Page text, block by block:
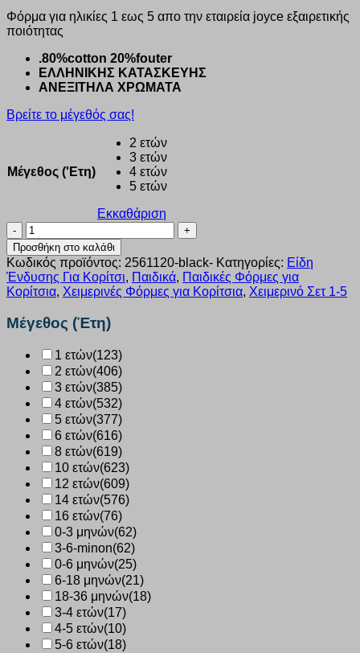
was:
€15.95.
τιμή
Φόρμα για ηλικίες 1 εως 5 απο την εταιρεία joyce εξαιρετικής
ποιότητας
.80%cotton 20%fouter
ΕΛΛΗΝΙΚΗΣ ΚΑΤΑΣΚΕΥΗΣ
ΑΝΕΞΙΤΗΛΑ ΧΡΩΜΑΤΑ
Βρείτε το μέγεθός σας!
Μέγεθος ('Ετη)
2 ετών
3 ετών
4 ετών
5 ετών
Εκκαθάριση
Σετ
κορίτσι
Joyce
“Stay
wild”
ανθρακι
2561120
ποσότητα
Προσθήκη στο καλάθι
Κωδικός προϊόντος: 2561120-black- Κατηγορίες: Είδη
Ένδυσης Για Κορίτσι, Παιδικά, Παιδικές Φόρμες για
Κορίτσια, Χειμερινές Φόρμες για Κορίτσια, Χειμερινό Σετ 1-5
Μέγεθος (Έτη)
1 ετών(123)
2 ετών(406)
3 ετών(385)
4 ετών(532)
5 ετών(377)
6 ετών(616)
8 ετών(619)
10 ετών(623)
12 ετών(609)
14 ετών(576)
16 ετών(76)
0-3 μηνών(62)
3-6-minon(62)
0-6 μηνών(25)
6-18 μηνών(21)
18-36 μηνών(18)
3-4 ετών(17)
4-5 ετών(10)
5-6 ετών(18)